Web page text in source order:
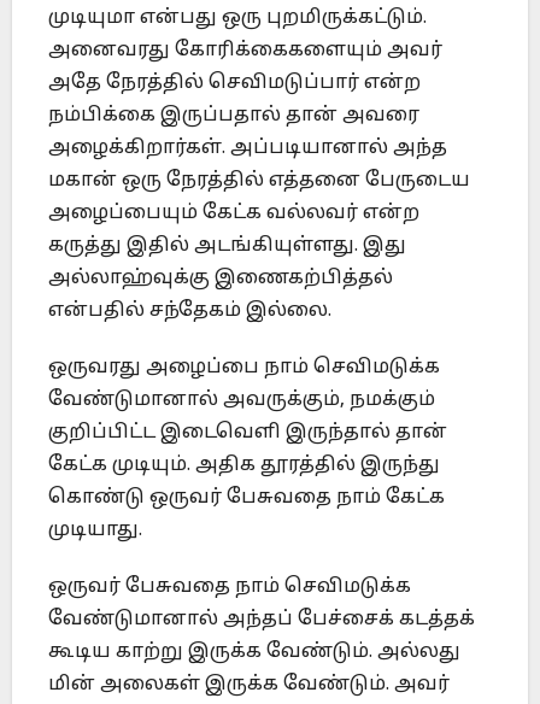
முடியுமா என்பது ஒரு புறமிருக்கட்டும்.
அனைவரது கோரிக்கைகளையும் அவர்
அதே நேரத்தில் செவிமடுப்பார் என்ற
நம்பிக்கை இருப்பதால் தான் அவரை
அழைக்கிறார்கள். அப்படியானால் அந்த
மகான் ஒரு நேரத்தில் எத்தனை பேருடைய
அழைப்பையும் கேட்க வல்லவர் என்ற
கருத்து இதில் அடங்கியுள்ளது. இது
அல்லாஹ்வுக்கு இணைகற்பித்தல்
என்பதில் சந்தேகம் இல்லை.
ஒருவரது அழைப்பை நாம் செவிமடுக்க
வேண்டுமானால் அவருக்கும், நமக்கும்
குறிப்பிட்ட இடைவெளி இருந்தால் தான்
கேட்க முடியும். அதிக தூரத்தில் இருந்து
கொண்டு ஒருவர் பேசுவதை நாம் கேட்க
முடியாது.
ஒருவர் பேசுவதை நாம் செவிமடுக்க
வேண்டுமானால் அந்தப் பேச்சைக் கடத்தக்
கூடிய காற்று இருக்க வேண்டும். அல்லது
மின் அலைகள் இருக்க வேண்டும். அவர்